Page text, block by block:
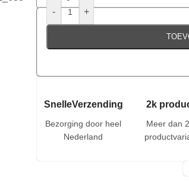
- +
SnelleVerzending
Bezorging door heel
Nederland
2k
Meer dan